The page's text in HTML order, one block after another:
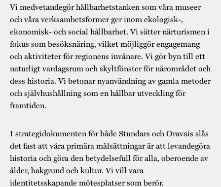
Vi medvetandegör hållbarhetstanken som våra museer
och våra verksamhetsformer ger inom ekologisk-,
ekonomisk- och social hållbarhet. Vi sätter närturismen i
fokus som besöksnäring, vilket möjliggör engagemang
och aktiviteter för regionens invånare. Vi gör byn till ett
naturligt vardagsrum och skyltfönster för närområdet och
dess historia. Vi betonar nyanvändning av gamla metoder
och självhushållning som en hållbar utveckling för
framtiden.
I strategidokumenten för både Stundars och Oravais slås
det fast att våra primära målsättningar är att levandegöra
historia och göra den betydelsefull för alla, oberoende av
ålder, bakgrund och kultur. Vi vill vara
identitetsskapande mötesplatser som berör.